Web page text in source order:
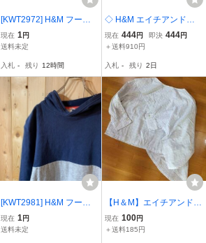
[KWT2972] H&M フード
付きパーカー レディース
キャメル 60
現在 1 円
送料未定
入札 - 残り 12時間
◇ H&M エイチアンドエ
ム 長袖 カーディガン サ
イズUS XL ブラック レデ
現在 444円 即決 444円
＋送料910円
入札 - 残り 2日
[KWT2981] H&M フード
付きパーカー レディース
ネイビー×グレー 60
現在 1 円
送料未定
【H＆M】エイチアンドエ
ム／デザインブラウス／
モード系／変形／ケープ
現在 100円
＋送料185円